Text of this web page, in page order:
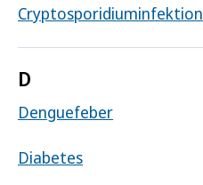
Cryptosporidiuminfektion
D
Denguefeber
Diabetes